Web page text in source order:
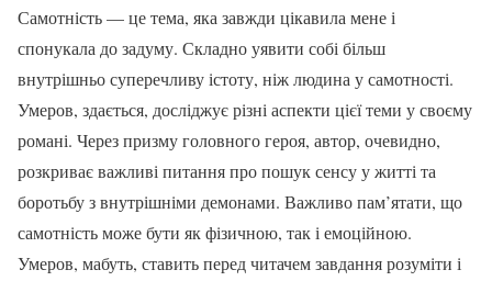
Самотність — це тема, яка завжди цікавила мене і
спонукала до задуму. Складно уявити собі більш
внутрішньо суперечливу істоту, ніж людина у самотності.
Умеров, здається, досліджує різні аспекти цієї теми у своєму
романі. Через призму головного героя, автор, очевидно,
розкриває важливі питання про пошук сенсу у житті та
боротьбу з внутрішніми демонами. Важливо пам’ятати, що
самотність може бути як фізичною, так і емоційною.
Умеров, мабуть, ставить перед читачем завдання розуміти і